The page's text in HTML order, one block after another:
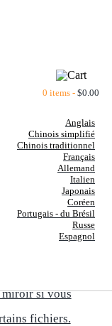
0 items -$0.00
Anglais
Chinois simplifié
Chinois traditionnel
Français
Allemand
Italien
Japonais
Coréen
Portugais - du Brésil
Russe
Espagnol
(2004
miroir si vous
fichiers.